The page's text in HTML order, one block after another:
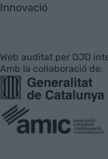
Innovació
Web auditat per OJD
Amb la col·laboració de: